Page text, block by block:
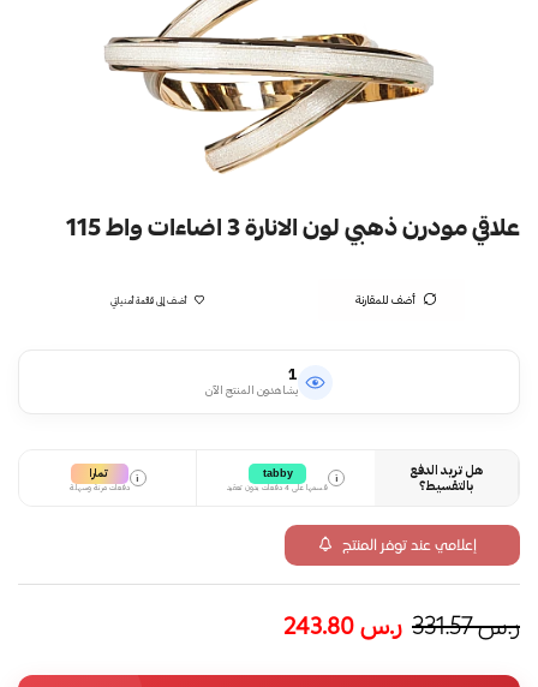
علاقي مودرن ذهبي لون الانارة 3 اضاءات واط 115
أضف للمقارنة أضف إلى قائمة أمنياتي
1
يشاهدون المنتج الآن
هل تريد الدفع
بالتقسيط؟
i
tabby
قسمها على 4 دفعات بدون تعقيد
i تمارا
دفعات مرنة وسهلة
إعلامي عند توفر المنتج
ر.س331.57 ر.س